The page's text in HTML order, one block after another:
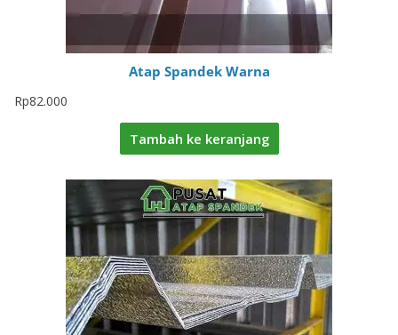
Atap Spandek Warna
Rp82.000
Tambah ke keranjang